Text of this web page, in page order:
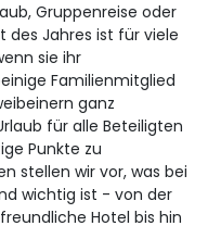
Gruppenreise oder
des Jahres ist für viele
sie ihr
Familienmitglied
ganz
für alle Beteiligten
Punkte zu
stellen wir vor, was bei
wichtig ist - von der
Hotel bis hin